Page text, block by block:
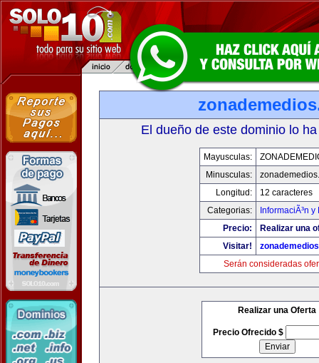
El dueño de este dominio lo
Mayusculas:
Minusculas:
Longitud:
12 caracteres
Categorias:
InformaciÃ³n
Precio:
Realizar una
Visitar!
Serán consideradas
Realizar una Oferta
Precio Ofrecido $